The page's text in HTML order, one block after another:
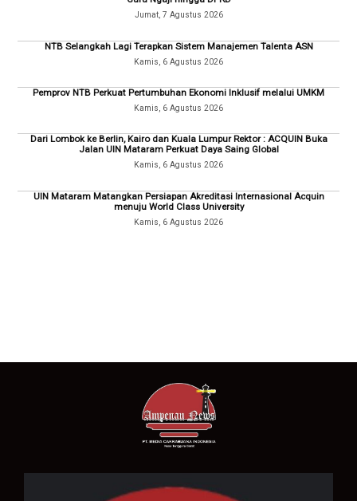
Jumat, 7 Agustus 2026
NTB Selangkah Lagi Terapkan Sistem Manajemen Talenta ASN
Kamis, 6 Agustus 2026
Pemprov NTB Perkuat Pertumbuhan Ekonomi Inklusif melalui UMKM
Kamis, 6 Agustus 2026
Dari Lombok ke Berlin, Kairo dan Kuala Lumpur Rektor : ACQUIN Buka
Jalan UIN Mataram Perkuat Daya Saing Global
Kamis, 6 Agustus 2026
UIN Mataram Matangkan Persiapan Akreditasi Internasional Acquin
menuju World Class University
Kamis, 6 Agustus 2026